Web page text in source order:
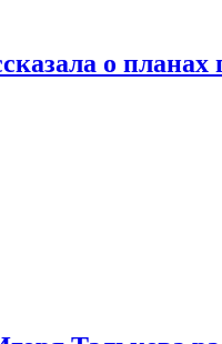
о планах